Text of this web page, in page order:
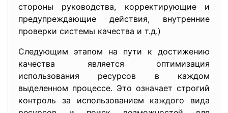
стороны руководства, корректирующие и
предупреждающие действия, внутренние
проверки системы качества и т.д.)
Следующим этапом на пути к достижению
качества является оптимизация
использования ресурсов в каждом
выделенном процессе. Это означает строгий
контроль за использованием каждого вида